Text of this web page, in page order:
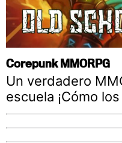
Corepunk MMORPG
Un verdadero
escuela ¡Cómo